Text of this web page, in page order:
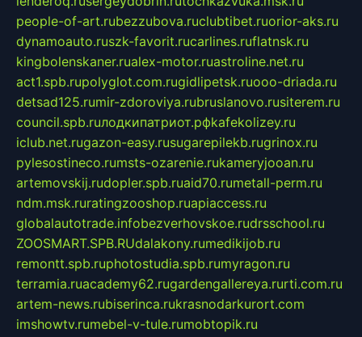
people-of-art.rubezzubova.ruclubtibet.ruorior-aks.ru
dynamoauto.ruszk-favorit.rucarlines.ruflatnsk.ru
kingbolenskaner.rualex-motor.ruastroline.net.ru
act1.spb.rupolyglot.com.rugidlipetsk.ruooo-driada.ru
detsad125.rumir-zdoroviya.rubruslanovo.rusiterem.ru
council.spb.ruлодкипатриот.рфkafekolizey.ru
iclub.net.rugazon-easy.rusugarepilekb.rugrinox.ru
pylesostineco.rumsts-ozarenie.rukameryjooan.ru
artemovskij.rudopler.spb.ruaid70.rumetall-perm.ru
ndm.msk.ruratingzooshop.ruapiaccess.ru
globalautotrade.infobezverhovskoe.rudrsschool.ru
ZOOSMART.SPB.RUdalakony.rumedikijob.ru
remontt.spb.ruphotostudia.spb.rumyragon.ru
terramia.ruacademy62.rugardengallereya.rurti.com.ru
artem-news.rubiserinca.rukrasnodarkurort.com
imshowtv.rumebel-v-tule.rumobtopik.ru